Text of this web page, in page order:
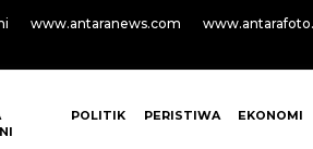
www.antaranews.com
POLITIK PERISTIWA EKONOMI